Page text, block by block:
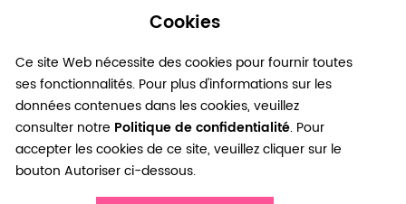
Cookies
Ce site Web nécessite des cookies pour fournir toutes
ses fonctionnalités. Pour plus d'informations sur les
données contenues dans les cookies, veuillez
consulter notre Politique de confidentialité. Pour
accepter les cookies de ce site, veuillez cliquer sur le
bouton Autoriser ci-dessous.
0